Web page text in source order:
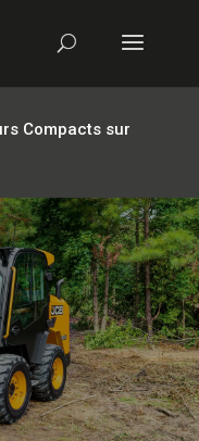
Compacts sur